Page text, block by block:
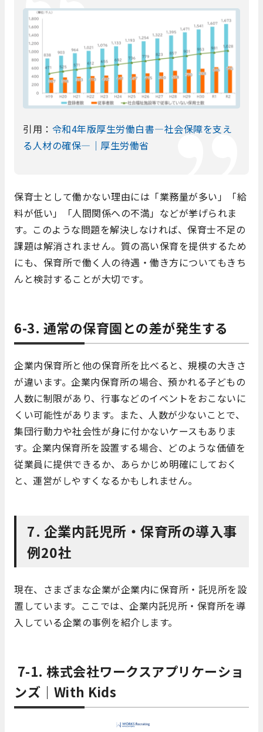
引用： 令和4年版厚生労働白書―社会保障を支え
る人材の確保―｜厚生労働省
保育士として働かない理由には「業務量が多い」「給
料が低い」「人間関係への不満」などが挙げられま
す。このような問題を解決しなければ、保育士不足の
課題は解消されません。質の高い保育を提供するため
にも、保育所で働く人の待遇・働き方についてもきち
んと検討することが大切です。
6-3. 通常の保育園との差が発生する
企業内保育所と他の保育所を比べると、規模の大きさ
が違います。企業内保育所の場合、預かれる子どもの
人数に制限があり、行事などのイベントをおこないに
くい可能性があります。また、人数が少ないことで、
集団行動力や社会性が身に付かないケースもありま
す。企業内保育所を設置する場合、どのような価値を
従業員に提供できるか、あらかじめ明確にしておく
と、運営がしやすくなるかもしれません。
7. 企業内託児所・保育所の導入事
例20社
現在、さまざまな企業が企業内に保育所・託児所を設
置しています。ここでは、企業内託児所・保育所を導
入している企業の事例を紹介します。
7-1. 株式会社ワークスアプリケーショ
ンズ｜ With Kids